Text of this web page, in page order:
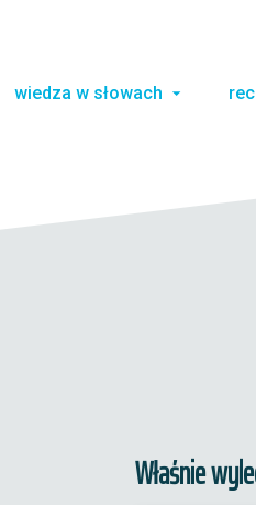
wiedza w słowach
Właśnie